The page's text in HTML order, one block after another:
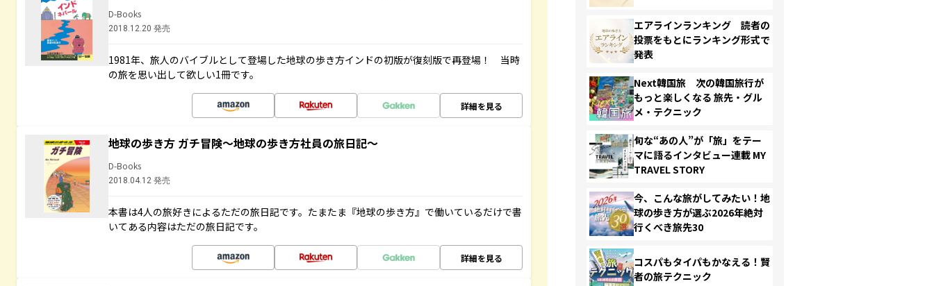
D-Books
2018.12.20 発売
1981年、旅人のバイブルとして登場した地球の歩き方インドの初版が復刻版で再登場！ 当時
の旅を思い出して欲しい1冊です。
詳細を見る
地球の歩き方 ガチ冒険～地球の歩き方社員の旅日記～
D-Books
2018.04.12 発売
本書は4人の旅好きによるただの旅日記です。たまたま『地球の歩き方』で働いているだけで書
いてある内容はただの旅日記です。
詳細を見る
エアラインランキング 読者の
投票をもとにランキング形式で
発表
Next韓国旅 次の韓国旅行が
もっと楽しくなる 旅先・グル
メ・テクニック
旬な“あの人”が「旅」をテー
マに語るインタビュー連載 MY
TRAVEL STORY
今、こんな旅がしてみたい！地
球の歩き方が選ぶ2026年絶対
行くべき旅先30
コスパもタイパもかなえる！賢
者の旅テクニック